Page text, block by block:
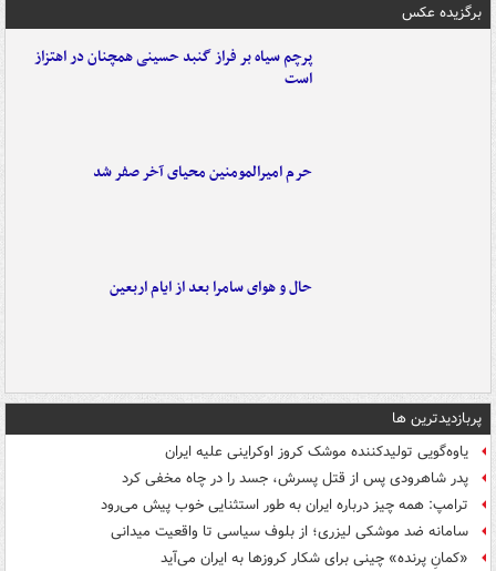
برگزیده عکس
پرچم سیاه بر فراز گنبد حسینی همچنان در اهتزاز
است
حرم امیرالمومنین محیای آخر صفر شد
حال و هوای سامرا بعد از ایام اربعین
پربازدیدترین ها
یاوه‌گویی تولیدکننده موشک کروز اوکراینی علیه ایران
پدر شاهرودی پس از قتل پسرش، جسد را در چاه مخفی کرد
ترامپ: همه چیز درباره ایران به طور استثنایی خوب پیش می‌رود
سامانه ضد موشکی لیزری؛ از بلوف سیاسی تا واقعیت میدانی
«کمانِ پرنده» چینی برای شکار کروزها به ایران می‌آید